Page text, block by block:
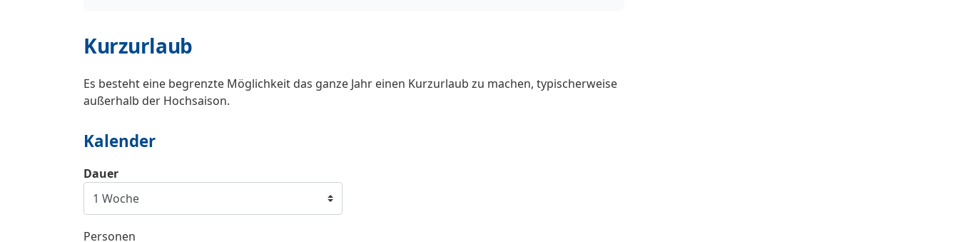
Kurzurlaub
Es besteht eine begrenzte Möglichkeit das ganze Jahr einen Kurzurlaub zu machen, typischerweise
außerhalb der Hochsaison.
Kalender
Dauer
Personen